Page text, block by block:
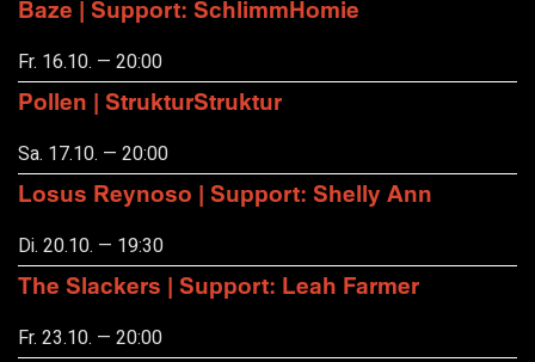
Baze | Support: SchlimmHomie
Fr. 16.10. — 20:00
Pollen | StrukturStruktur
Sa. 17.10. — 20:00
Losus Reynoso | Support: Shelly Ann
Di. 20.10. — 19:30
The Slackers | Support: Leah Farmer
Fr. 23.10. — 20:00